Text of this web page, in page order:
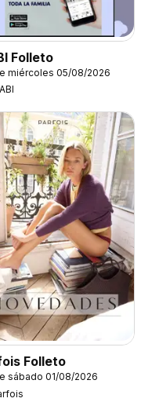
Folleto
miércoles 05/08/2026
Folleto
sábado 01/08/2026